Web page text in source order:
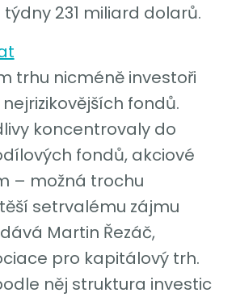
231 miliard dolarů.
trhu nicméně investoři
fondů.
koncentrovaly do
fondů, akciové
– možná trochu
setrvalému zájmu
Martin Řezáč,
pro kapitálový trh.
něj struktura investic